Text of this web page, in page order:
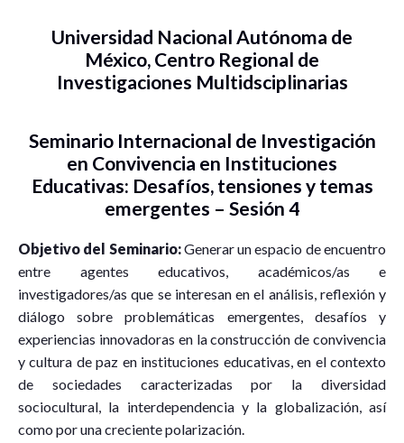
Universidad Nacional Autónoma de
México, Centro Regional de
Investigaciones Multidsciplinarias
Seminario Internacional de Investigación
en Convivencia en Instituciones
Educativas: Desafíos, tensiones y temas
emergentes – Sesión 4
Objetivo del Seminario:Generar un espacio de encuentro
entre agentes educativos, académicos/as e
investigadores/as que se interesan en el análisis, reflexión y
diálogo sobre problemáticas emergentes, desafíos y
experiencias innovadoras en la construcción de convivencia
y cultura de paz en instituciones educativas, en el contexto
de sociedades caracterizadas por la diversidad
sociocultural, la interdependencia y la globalización, así
como por una creciente polarización.